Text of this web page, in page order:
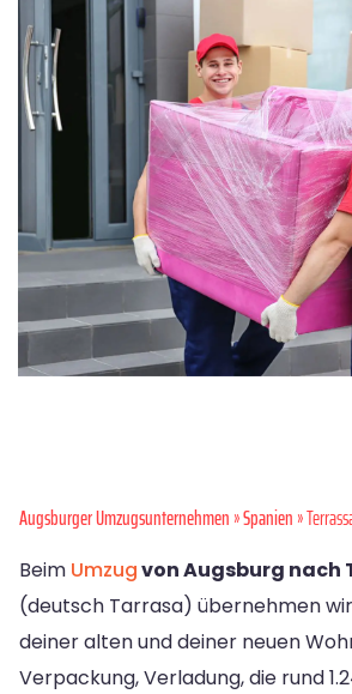
Augsburger Umzugsunternehmen»Spanien»
Beim Umzugvon Augsburg nach
(deutsch Tarrasa) übernehmen
deiner alten und deiner neuen
Verpackung, Verladung, die rund